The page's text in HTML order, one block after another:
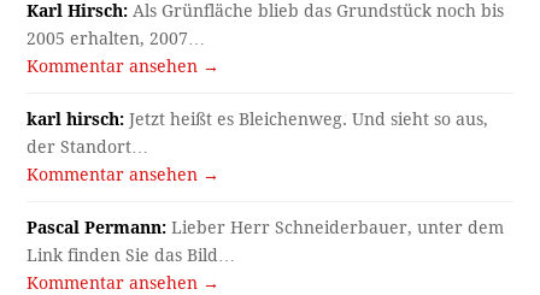
Karl Hirsch: Als Grünfläche blieb das Grundstück noch bis
2005 erhalten, 2007…
Kommentar ansehen →
karl hirsch: Jetzt heißt es Bleichenweg. Und sieht so aus,
der Standort…
Kommentar ansehen →
Pascal Permann: Lieber Herr Schneiderbauer, unter dem
Link finden Sie das Bild…
Kommentar ansehen →